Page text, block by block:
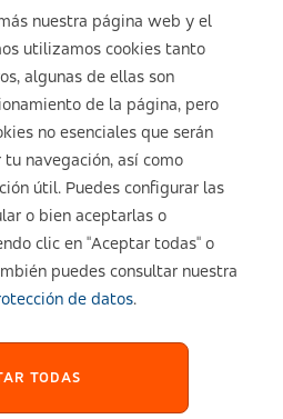
nuestra página web y el
utilizamos cookies tanto
algunas de ellas son
de la página, pero
no esenciales que serán
navegación, así como
útil. Puedes configurar las
o bien aceptarlas o
clic en "Aceptar todas" o
puedes consultar nuestra
de datos.
TODAS